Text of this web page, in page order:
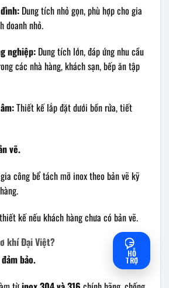
Dung tích nhỏ gọn, phù hợp cho gia
doanh nhỏ.
nghiệp:Dung tích lớn, đáp ứng nhu cầu
các nhà hàng, khách sạn, bếp ăn tập
Thiết kế lắp đặt dưới bồn rửa, tiết
vẽ.
công bể tách mỡ inox theo bản vẽ kỹ
kế nếu khách hàng chưa có bản vẽ.
khí Đại Việt?
bảo.
HỖ
TRỢ